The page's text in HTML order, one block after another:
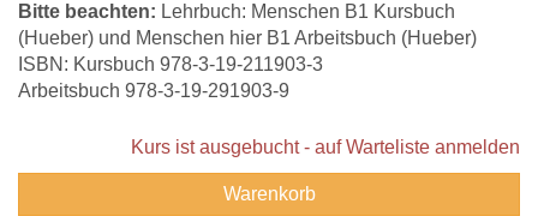
Bitte beachten: Lehrbuch: Menschen B1 Kursbuch
(Hueber) und Menschen hier B1 Arbeitsbuch (Hueber)
ISBN: Kursbuch 978-3-19-211903-3
Arbeitsbuch 978-3-19-291903-9
Kurs ist ausgebucht - auf Warteliste anmelden
Warenkorb